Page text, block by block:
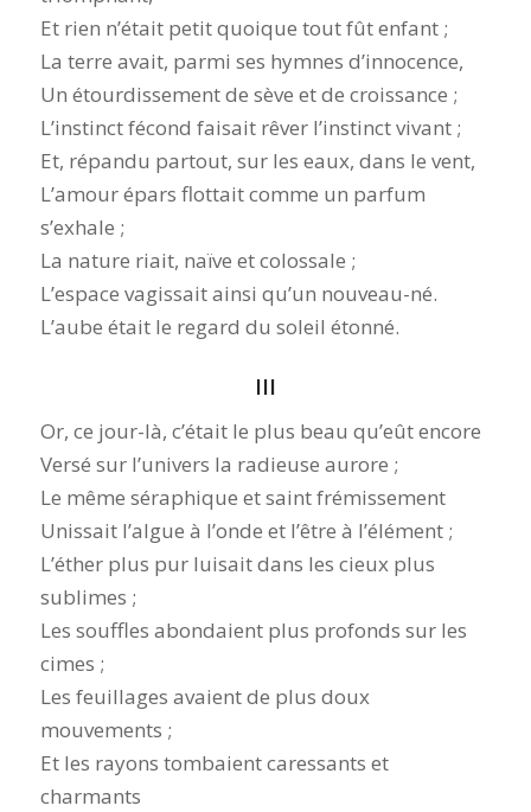
Et rien n’était petit quoique tout fût enfant ;
La terre avait, parmi ses hymnes d’innocence,
Un étourdissement de sève et de croissance ;
L’instinct fécond faisait rêver l’instinct vivant ;
Et, répandu partout, sur les eaux, dans le vent,
L’amour épars flottait comme un parfum
s’exhale ;
La nature riait, naïve et colossale ;
L’espace vagissait ainsi qu’un nouveau-né.
L’aube était le regard du soleil étonné.
III
Or, ce jour-là, c’était le plus beau qu’eût encore
Versé sur l’univers la radieuse aurore ;
Le même séraphique et saint frémissement
Unissait l’algue à l’onde et l’être à l’élément ;
L’éther plus pur luisait dans les cieux plus
sublimes ;
Les souffles abondaient plus profonds sur les
cimes ;
Les feuillages avaient de plus doux
mouvements ;
Et les rayons tombaient caressants et
charmants